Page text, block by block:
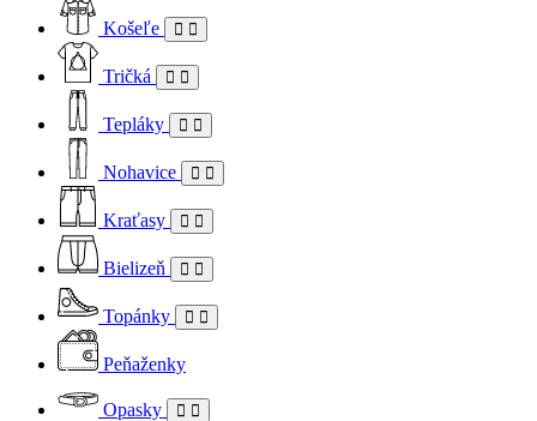
Košeľe
Tričká
Tepláky
Nohavice
Kraťasy
Bielizeň
Topánky
Peňaženky
Opasky